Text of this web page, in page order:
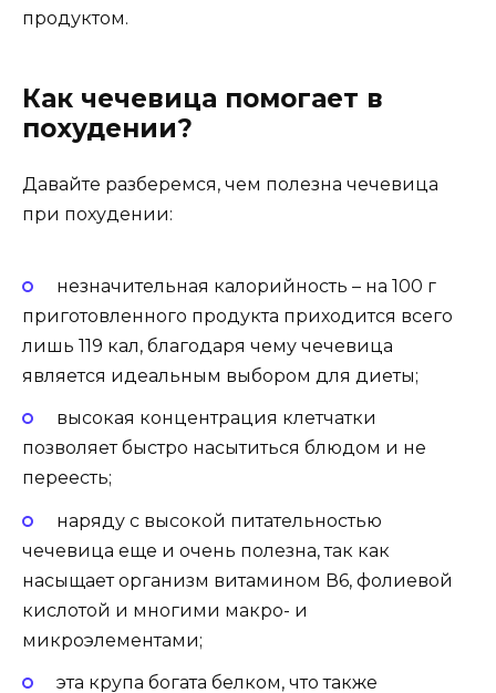
продуктом.
Как чечевица помогает в
похудении?
Давайте разберемся, чем полезна чечевица
при похудении:
незначительная калорийность – на 100 г
приготовленного продукта приходится всего
лишь 119 кал, благодаря чему чечевица
является идеальным выбором для диеты;
высокая концентрация клетчатки
позволяет быстро насытиться блюдом и не
переесть;
наряду с высокой питательностью
чечевица еще и очень полезна, так как
насыщает организм витамином В6, фолиевой
кислотой и многими макро- и
микроэлементами;
эта крупа богата белком, что также